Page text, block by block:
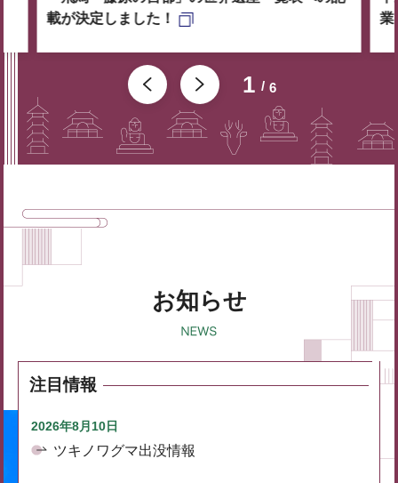
1 6
載が決定しました！
業
お知らせ
注目情報
2026年8月10日
ツキノワグマ出没情報